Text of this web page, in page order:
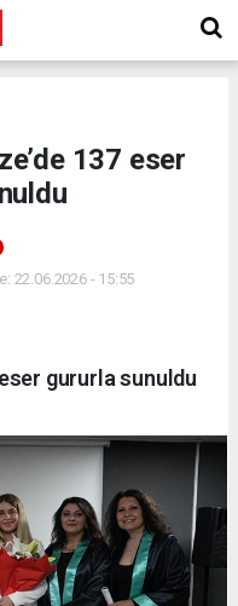
137 eser
22.06.2026 - 15:55
gururla sunuldu